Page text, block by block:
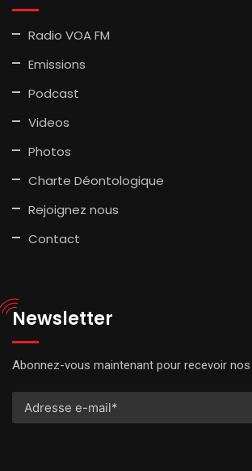
Radio VOA FM
Emissions
Podcast
Videos
Photos
Charte Déontologique
Rejoignez nous
Contact
Newsletter
Abonnez-vous maintenant pour recevoir